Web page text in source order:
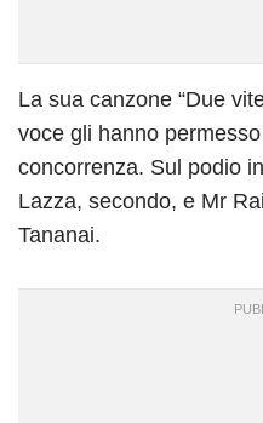
La sua canzone “Due
voce gli hanno
concorrenza. Sul podio
Lazza, secondo, e Mr
Tananai.